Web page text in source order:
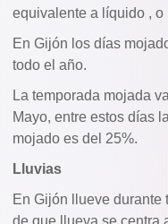
equivalente a líquido , o
En Gijón los días
todo el año.
La temporada mojada
Mayo, entre estos días
mojado es del 25%.
Lluvias
En Gijón llueve durante
de que llueva se centra